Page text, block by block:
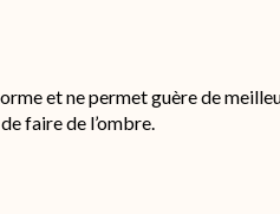
et ne permet guère de
faire de l’ombre.